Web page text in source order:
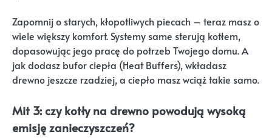
Zapomnij o starych, kłopotliwych piecach – teraz masz o
wiele większy komfort. Systemy same sterują kotłem,
dopasowując jego pracę do potrzeb Twojego domu. A
jak dodasz bufor ciepła (Heat Buffers), wkładasz
drewno jeszcze rzadziej, a ciepło masz wciąż takie samo.
Mit 3: czy kotły na drewno powodują wysoką
emisję zanieczyszczeń?